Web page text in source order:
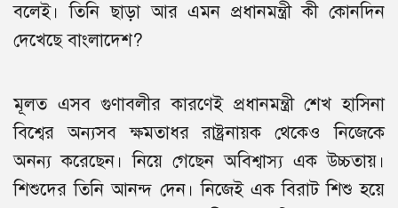
বলেই। তিনি ছাড়া আর এমন প্রধানমন্ত্রী কী কোনদিন
দেখেছে বাংলাদেশ?
মূলত এসব গুণাবলীর কারণেই প্রধানমন্ত্রী শেখ হাসিনা
বিশ্বের অন্যসব ক্ষমতাধর রাষ্ট্রনায়ক থেকেও নিজেকে
অনন্য করেছেন। নিয়ে গেছেন অবিশ্বাস্য এক উচ্চতায়।
শিশুদের তিনি আনন্দ দেন। নিজেই এক বিরাট শিশু হয়ে